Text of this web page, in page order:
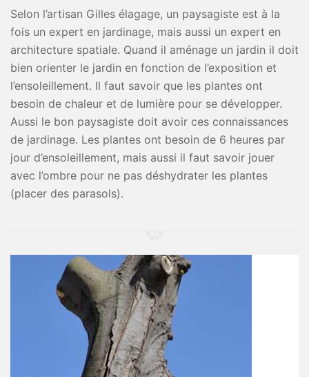
Selon l’artisan Gilles élagage, un paysagiste est à la
fois un expert en jardinage, mais aussi un expert en
architecture spatiale. Quand il aménage un jardin il doit
bien orienter le jardin en fonction de l’exposition et
l’ensoleillement. Il faut savoir que les plantes ont
besoin de chaleur et de lumière pour se développer.
Aussi le bon paysagiste doit avoir ces connaissances
de jardinage. Les plantes ont besoin de 6 heures par
jour d’ensoleillement, mais aussi il faut savoir jouer
avec l’ombre pour ne pas déshydrater les plantes
(placer des parasols).